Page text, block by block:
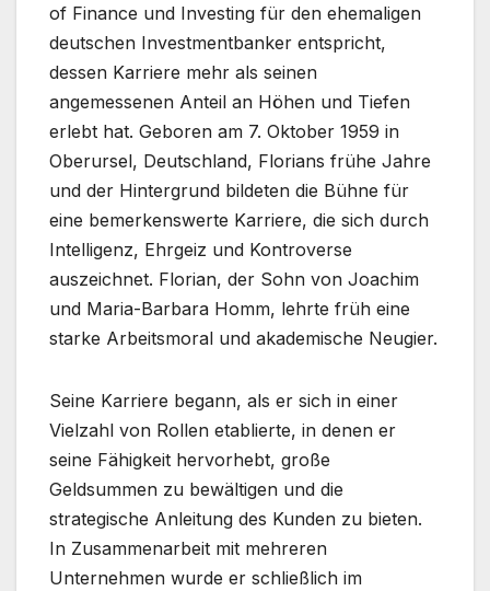
of Finance und Investing für den ehemaligen
deutschen Investmentbanker entspricht,
dessen Karriere mehr als seinen
angemessenen Anteil an Höhen und Tiefen
erlebt hat. Geboren am 7. Oktober 1959 in
Oberursel, Deutschland, Florians frühe Jahre
und der Hintergrund bildeten die Bühne für
eine bemerkenswerte Karriere, die sich durch
Intelligenz, Ehrgeiz und Kontroverse
auszeichnet. Florian, der Sohn von Joachim
und Maria-Barbara Homm, lehrte früh eine
starke Arbeitsmoral und akademische Neugier.
Seine Karriere begann, als er sich in einer
Vielzahl von Rollen etablierte, in denen er
seine Fähigkeit hervorhebt, große
Geldsummen zu bewältigen und die
strategische Anleitung des Kunden zu bieten.
In Zusammenarbeit mit mehreren
Unternehmen wurde er schließlich im